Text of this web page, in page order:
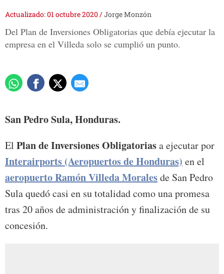
Actualizado: 01 octubre 2020/Jorge Monzón
Del Plan de Inversiones Obligatorias que debía ejecutar la
empresa en el Villeda solo se cumplió un punto.
San Pedro Sula, Honduras.
El Plan de Inversiones Obligatoriasa ejecutar por
Interairports (Aeropuertos de Honduras) en el
aeropuerto Ramón Villeda Moralesde San Pedro
Sula quedó casi en su totalidad como una promesa
tras 20 años de administración y finalización de su
concesión.